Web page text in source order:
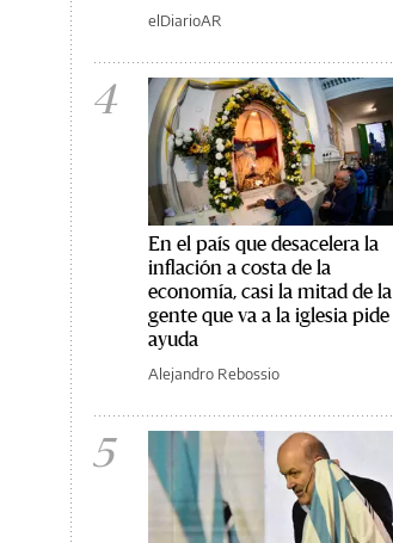
elDiarioAR
4
En el país que desacelera la
inflación a costa de la
economía, casi la mitad de la
gente que va a la iglesia pide
ayuda
Alejandro Rebossio
5